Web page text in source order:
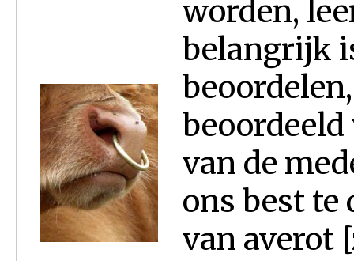
worden,
belangrijk
van de
ons best te
van averot